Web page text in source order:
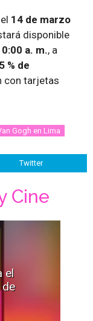
14 de marzo
disponible
a. m., a
% de
con tarjetas
Gogh en Lima
Twitter
Cine
el